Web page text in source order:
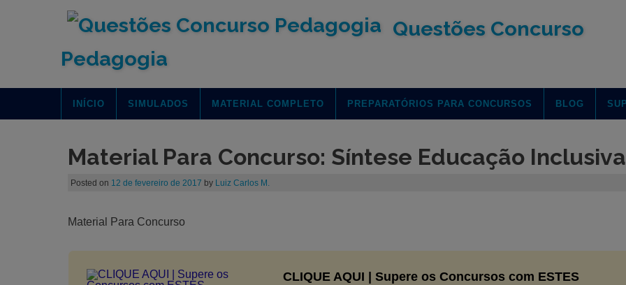
Questões Concurso
Pedagogia
INÍCIO SIMULADOS MATERIAL COMPLETO PREPARATÓRIOS PARA CONCURSOS BLOG
Material Para Concurso: Síntese Educação Inclusiva
Posted on 12 de fevereiro de 2017 by Luiz Carlos M.
Material Para Concurso
CLIQUE AQUI | Supere os Concursos com ESTES